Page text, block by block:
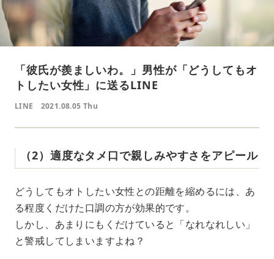
「彼氏が羨ましいわ。」男性が「どうしてもオ
トしたい女性」に送るLINE
LINE 2021.08.05 Thu
（2）適度なタメ口で親しみやすさをアピール
どうしてもオトしたい女性との距離を縮めるには、あ
る程度くだけた口調の方が効果的です。
しかし、あまりにもくだけていると「なれなれしい」
と警戒してしまいますよね？